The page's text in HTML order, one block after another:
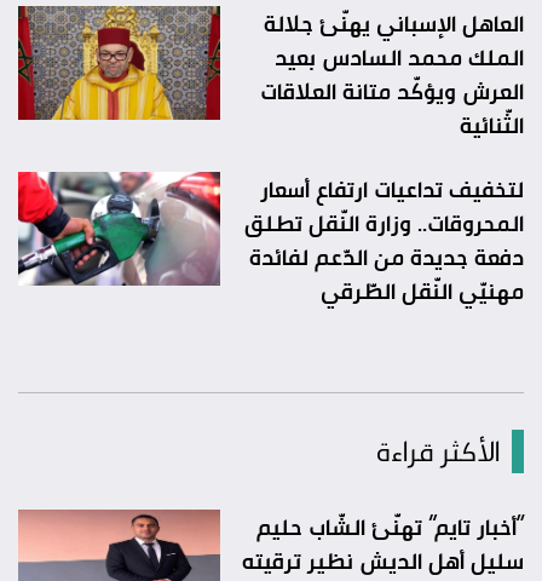
العاهل الإسباني يهنّئ جلالة
الملك محمد السادس بعيد
العرش ويؤكّد متانة العلاقات
الثّنائية
لتخفيف تداعيات ارتفاع أسعار
المحروقات.. وزارة النّقل تطلق
دفعة جديدة من الدّعم لفائدة
مهنيّي النّقل الطّرقي
الأكثر قراءة
“أخبار تايم” تهنّئ الشّاب حليم
سليل أهل الديش نظير ترقيته